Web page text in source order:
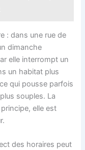
: dans une rue de
dimanche
elle interrompt un
un habitat plus
qui pousse parfois
souples. La
elle est
des horaires peut